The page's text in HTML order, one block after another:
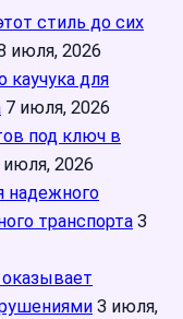
стиль до сих
июля, 2026
каучука для
7 июля, 2026
под ключ в
июля, 2026
надежного
транспорта 3
3 июля,